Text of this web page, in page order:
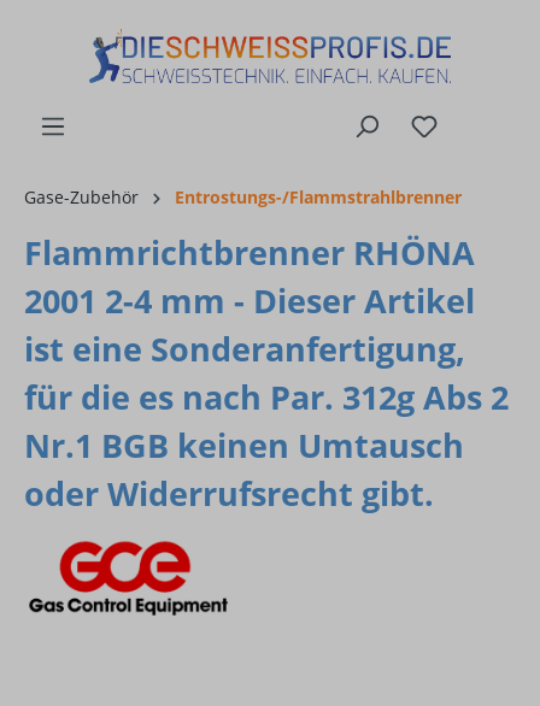
Gase-Zubehör Entrostungs-/Flammstrahlbrenner
Flammrichtbrenner RHÖNA
2001 2-4 mm - Dieser Artikel
ist eine Sonderanfertigung,
für die es nach Par. 312g Abs 2
Nr.1 BGB keinen Umtausch
oder Widerrufsrecht gibt.